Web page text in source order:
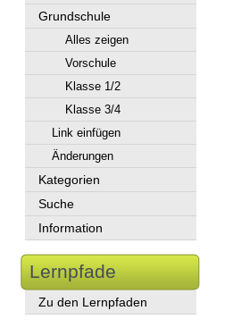
Grundschule
Alles zeigen
Vorschule
Klasse 1/2
Klasse 3/4
Link einfügen
Änderungen
Kategorien
Suche
Information
Lernpfade
Zu den Lernpfaden